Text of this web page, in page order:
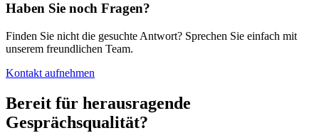
Haben Sie noch Fragen?
Finden Sie nicht die gesuchte Antwort? Sprechen Sie einfach mit
unserem freundlichen Team.
Kontakt aufnehmen
Bereit für herausragende
Gesprächsqualität?